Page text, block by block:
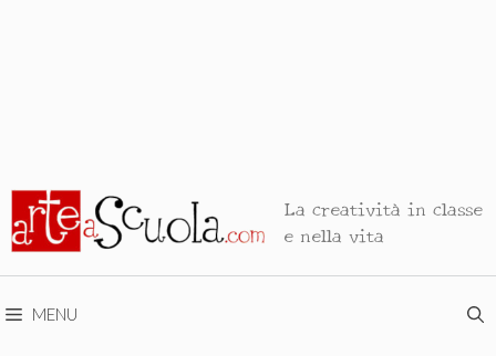
La creatività in classe
e nella vita
MENU